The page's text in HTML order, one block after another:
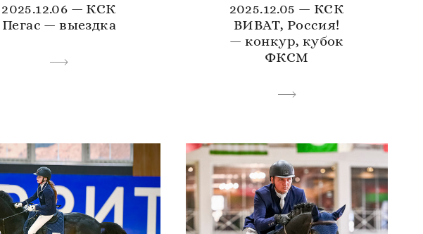
2025.12.06 — КСК
Пегас — выездка
2025.12.05 — КСК
ВИВАТ, Россия!
— конкур, кубок
ФКСМ